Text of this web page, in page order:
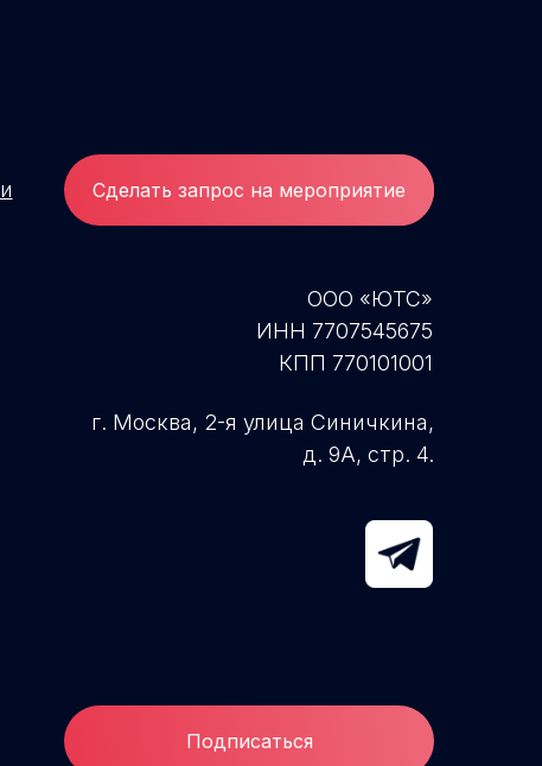
Сделать запрос на мероприятие
ООО «ЮТС»
ИНН 7707545675
КПП 770101001
г. Москва, 2-я улица Синичкина,
д. 9А, стр. 4.
Подписаться